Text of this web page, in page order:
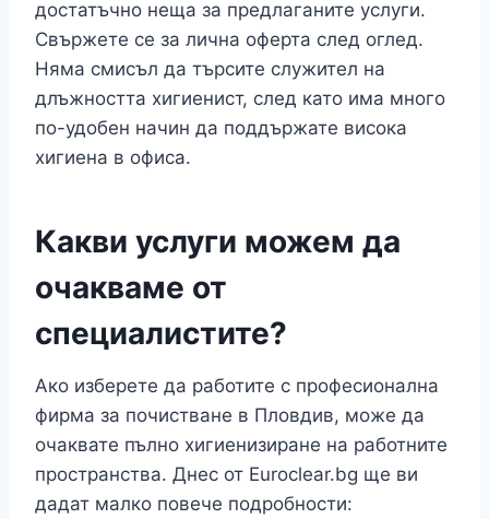
достатъчно неща за предлаганите услуги.
Свържете се за лична оферта след оглед.
Няма смисъл да търсите служител на
длъжността хигиенист, след като има много
по-удобен начин да поддържате висока
хигиена в офиса.
Какви услуги можем да
очакваме от
специалистите?
Ако изберете да работите с професионална
фирма за почистване в Пловдив, може да
очаквате пълно хигиенизиране на работните
пространства. Днес от Euroclear.bg ще ви
дадат малко повече подробности: